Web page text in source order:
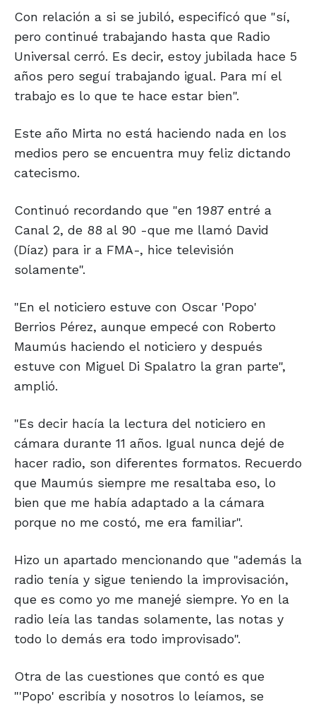
Con relación a si se jubiló, especificó que "sí,
pero continué trabajando hasta que Radio
Universal cerró. Es decir, estoy jubilada hace 5
años pero seguí trabajando igual. Para mí el
trabajo es lo que te hace estar bien".
Este año Mirta no está haciendo nada en los
medios pero se encuentra muy feliz dictando
catecismo.
Continuó recordando que "en 1987 entré a
Canal 2, de 88 al 90 -que me llamó David
(Díaz) para ir a FMA-, hice televisión
solamente".
"En el noticiero estuve con Oscar 'Popo'
Berrios Pérez, aunque empecé con Roberto
Maumús haciendo el noticiero y después
estuve con Miguel Di Spalatro la gran parte",
amplió.
"Es decir hacía la lectura del noticiero en
cámara durante 11 años. Igual nunca dejé de
hacer radio, son diferentes formatos. Recuerdo
que Maumús siempre me resaltaba eso, lo
bien que me había adaptado a la cámara
porque no me costó, me era familiar".
Hizo un apartado mencionando que "además la
radio tenía y sigue teniendo la improvisación,
que es como yo me manejé siempre. Yo en la
radio leía las tandas solamente, las notas y
todo lo demás era todo improvisado".
Otra de las cuestiones que contó es que
"'Popo' escribía y nosotros lo leíamos, se